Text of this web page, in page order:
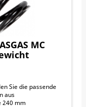
MC
Sie die passende
aus
240 mm